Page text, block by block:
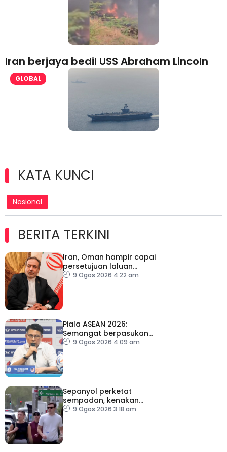
Iran berjaya bedil USS Abraham Lincoln
GLOBAL
KATA KUNCI
Nasional
BERITA TERKINI
Iran, Oman hampir capai
persetujuan laluan
sementara Selat Hormuz
9 Ogos 2026 4:22 am
Piala ASEAN 2026:
Semangat berpasukan
kunci Harimau Malaya ke
9 Ogos 2026 4:09 am
Sepanyol perketat
sempadan, kenakan
pemeriksaan ketibaan
9 Ogos 2026 3:18 am